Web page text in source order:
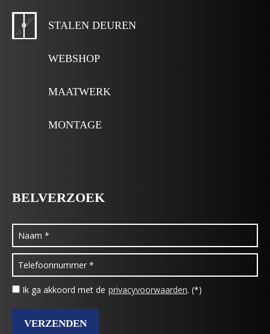
STALEN DEUREN
WEBSHOP
MAATWERK
MONTAGE
BELVERZOEK
Ik ga akkoord met de privacyvoorwaarden. (*)